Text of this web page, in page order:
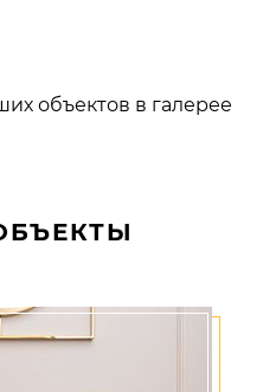
объектов в галерее